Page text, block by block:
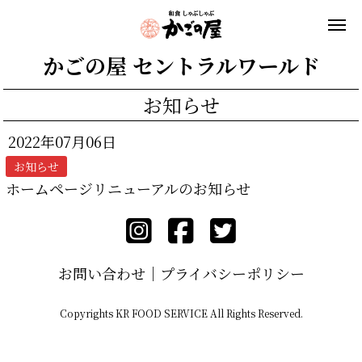
かごの屋 セントラルワールド
お知らせ
2022年07月06日
お知らせ
ホームページリニューアルのお知らせ
お問い合わせ プライバシーポリシー
Copyrights KR FOOD SERVICE All Rights Reserved.